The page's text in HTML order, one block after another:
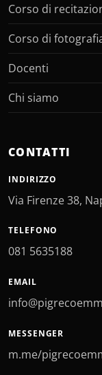
Corso di
Corso di
Docenti
Chi siamo
CONTATTI
INDIRIZZO
Via Firenze 38,
TELEFONO
081 5635188
EMAIL
MESSENGER
m.me/